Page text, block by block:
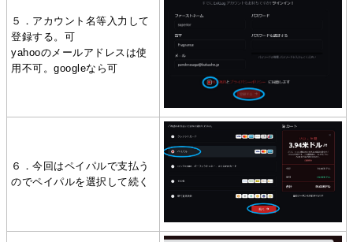
５．アカウント名等入力して
登録する。可
yahooのメールアドレスは使
用不可。googleなら可
６．今回はペイパルで支払う
のでペイパルを選択して続く